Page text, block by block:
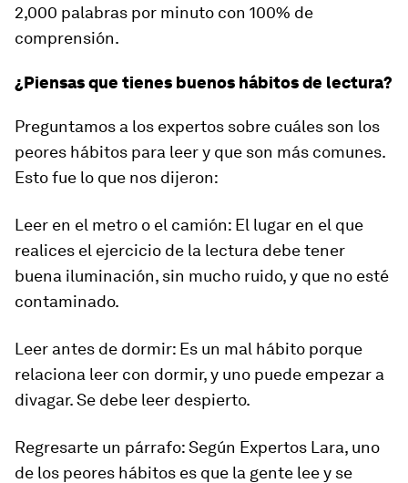
2,000 palabras por minuto con 100% de
comprensión.
¿Piensas que tienes buenos hábitos de lectura?
Preguntamos a los expertos sobre cuáles son los
peores hábitos para leer y que son más comunes.
Esto fue lo que nos dijeron:
Leer en el metro o el camión: El lugar en el que
realices el ejercicio de la lectura debe tener
buena iluminación, sin mucho ruido, y que no esté
contaminado.
Leer antes de dormir: Es un mal hábito porque
relaciona leer con dormir, y uno puede empezar a
divagar. Se debe leer despierto.
Regresarte un párrafo: Según Expertos Lara, uno
de los peores hábitos es que la gente lee y se